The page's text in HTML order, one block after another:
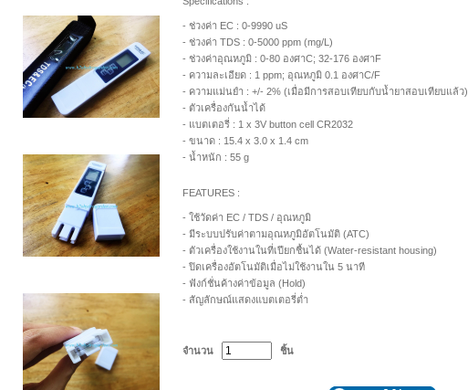
- ช่วงค่า EC : 0-9990 uS
- ช่วงค่า TDS : 0-5000 ppm (mg/L)
- ช่วงค่าอุณหภูมิ : 0-80 องศาC; 32-176 องศาF
- ความละเอียด : 1 ppm; อุณหภูมิ 0.1 องศาC/F
- ความแม่นยำ : +/- 2% (เมื่อมีการสอบเทียบกับน้ำยาสอบเทียบแล้ว)
- ตัวเครื่องกันน้ำได้
- แบตเตอรี่ : 1 x 3V button cell CR2032
- ขนาด : 15.4 x 3.0 x 1.4 cm
- น้ำหนัก : 55 g
FEATURES :
- ใช้วัดค่า EC / TDS / อุณหภูมิ
- มีระบบปรับค่าตามอุณหภูมิอัตโนมัติ (ATC)
- ตัวเครื่องใช้งานในที่เปียกชื้นได้ (Water-resistant housing)
- ปิดเครื่องอัตโนมัติเมื่อไม่ใช้งานใน 5 นาที
- ฟังก์ชั่นค้างค่าข้อมูล (Hold)
- สัญลักษณ์แสดงแบตเตอรี่ต่ำ
จำนวน ชิ้น